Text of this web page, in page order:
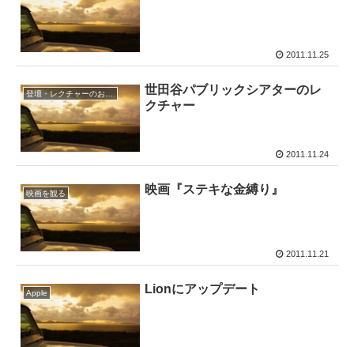
2011.11.25
世田谷パブリックシアターのレ
クチャー
2011.11.24
映画を観る 映画『ステキな金縛り』
2011.11.21
Apple Lionにアップデート